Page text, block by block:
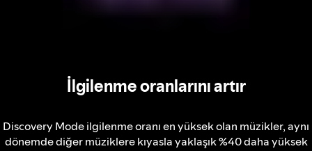
İlgilenme oranlarını artır
Discovery Mode ilgilenme oranı en yüksek olan müzikler, aynı
dönemde diğer müziklere kıyasla yaklaşık %40 daha yüksek